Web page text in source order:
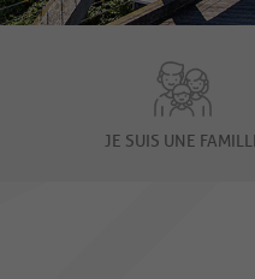
JE SUIS UNE